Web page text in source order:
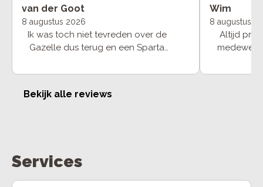
van der Goot
8 augustus 2026
Ik was toch niet tevreden over de
Gazelle dus terug en een Sparta
terug gekregen
Wim
8 augustus
Altijd
Bekijk alle reviews
Services